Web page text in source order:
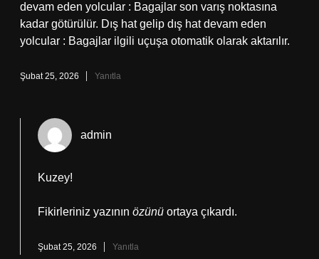
devam eden yolcular : Bagajlar son varış noktasına
kadar götürülür. Dış hat gelip dış hat devam eden
yolcular : Bagajlar ilgili uçuşa otomatik olarak aktarılır.
Şubat 25, 2026 Yanıtla
admin
Kuzey!
Fikirleriniz yazının özünü ortaya çıkardı.
Şubat 25, 2026 Yanıtla